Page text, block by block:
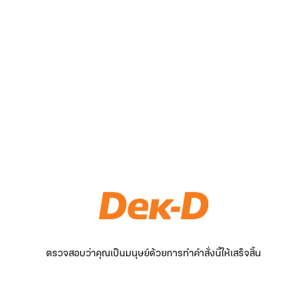
ตรวจสอบว่าคุณเป็นมนุษย์ด้วยการทำคำสั่งนี้ให้เสร็จสิ้น